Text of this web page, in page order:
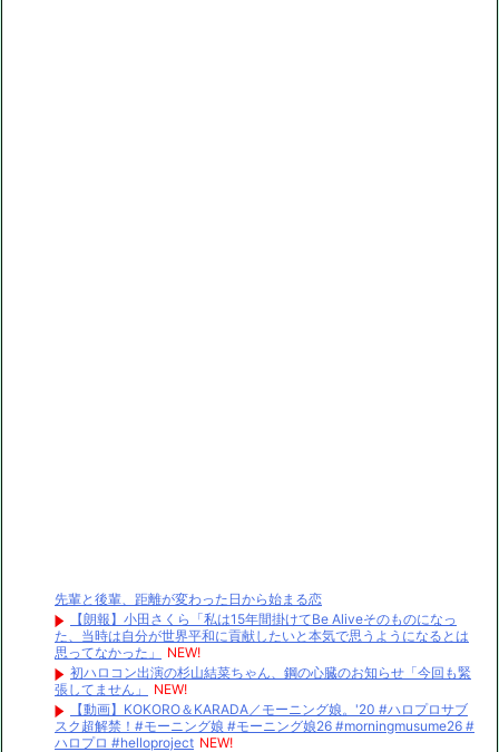
先輩と後輩、距離が変わった日から始まる恋
【朗報】小田さくら「私は15年間掛けてBe Aliveそのものになっ
た、当時は自分が世界平和に貢献したいと本気で思うようになるとは
思ってなかった」
NEW!
初ハロコン出演の杉山結菜ちゃん、鋼の心臓のお知らせ「今回も緊
張してません」
NEW!
【動画】KOKORO＆KARADA／モーニング娘。'20 #ハロプロサブ
スク超解禁！#モーニング娘 #モーニング娘26 #morningmusume26 #
ハロプロ #helloproject NEW!